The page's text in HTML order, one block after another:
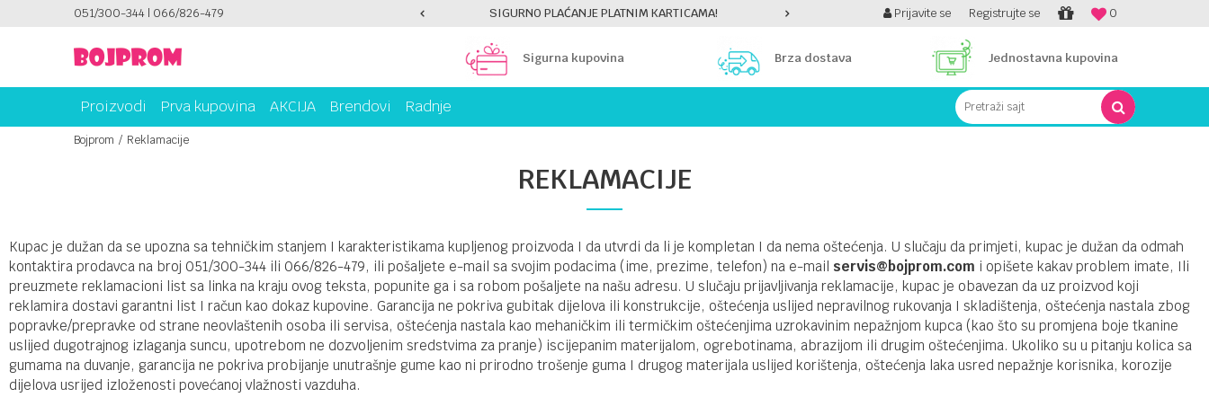
051/300-344 | 066/826-479PLATI UNICREDIT KARTICOM NA RATE! SIGURNO PLAĆANJE PLATNIM KARTICAMA! PLATI UNICREDIT KARTICOM NA RATE! 0
Prijavite se Registrujte se
Sigurna kupovina Brza dostava Jednostavna kupovina
Proizvodi Prva kupovina AKCIJA Brendovi Radnje Pretraži sajt
Bojprom Reklamacije
REKLAMACIJE
Kupac je dužan da se upozna sa tehničkim stanjem I karakteristikama kupljenog proizvoda I da utvrdi da li je kompletan I da nema oštećenja. U slučaju da primjeti, kupac je dužan da odmah
kontaktira prodavca na broj 051/300-344 ili 066/826-479, ili pošaljete e-mail sa svojim podacima (ime, prezime, telefon) na e-mail servis@bojprom.com i opišete kakav problem imate, Ili
preuzmete reklamacioni list sa linka na kraju ovog teksta, popunite ga i sa robom pošaljete na našu adresu. U slučaju prijavljivanja reklamacije, kupac je obavezan da uz proizvod koji
reklamira dostavi garantni list I račun kao dokaz kupovine. Garancija ne pokriva gubitak dijelova ili konstrukcije, oštećenja uslijed nepravilnog rukovanja I skladištenja, oštećenja nastala zbog
popravke/prepravke od strane neovlaštenih osoba ili servisa, oštećenja nastala kao mehaničkim ili termičkim oštećenjima uzrokavinim nepažnjom kupca (kao što su promjena boje tkanine
uslijed dugotrajnog izlaganja suncu, upotrebom ne dozvoljenim sredstvima za pranje) iscijepanim materijalom, ogrebotinama, abrazijom ili drugim oštećenjima. Ukoliko su u pitanju kolica sa
gumama na duvanje, garancija ne pokriva probijanje unutrašnje gume kao ni prirodno trošenje guma I drugog materijala uslijed korištenja, oštećenja laka usred nepažnje korisnika, korozije
dijelova usrijed izloženosti povećanoj vlažnosti vazduha.